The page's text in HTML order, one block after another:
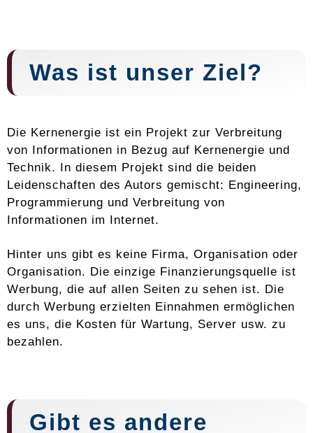
Was ist unser Ziel?
Die Kernenergie ist ein Projekt zur Verbreitung
von Informationen in Bezug auf Kernenergie und
Technik. In diesem Projekt sind die beiden
Leidenschaften des Autors gemischt: Engineering,
Programmierung und Verbreitung von
Informationen im Internet.
Hinter uns gibt es keine Firma, Organisation oder
Organisation. Die einzige Finanzierungsquelle ist
Werbung, die auf allen Seiten zu sehen ist. Die
durch Werbung erzielten Einnahmen ermöglichen
es uns, die Kosten für Wartung, Server usw. zu
bezahlen.
Gibt es andere